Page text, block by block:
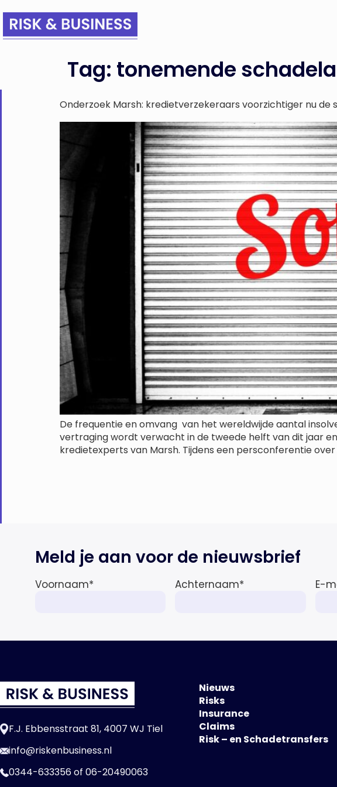
Tag: tonemende
Onderzoek Marsh: kredietverzekeraars voorzichtiger nu
De frequentie en omvang van het wereldwijde aantal
vertraging wordt verwacht in de tweede helft van dit jaar
kredietexperts van Marsh. Tijdens een persconferentie
Meld je aan voor de nieuwsbrief
Voornaam* Achternaam* E-
F.J. Ebbensstraat 81, 4007 WJ Tiel
info@riskenbusiness.nl
0344-633356of 06-20490063
Nieuws
Risks
Insurance
Claims
Risk – en Schadetransfers